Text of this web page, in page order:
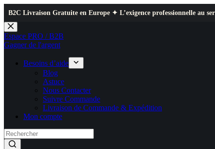
Gratuite en Europe ✦ L’exigence professionnelle au service de
Passer
au
contenu
Espace PRO / B2B
Gagner de l'argent
Besoins d’aide
Blog
Astuce
Nous Contacter
Suivre Commande
Livraison de Commande & Expédition
Mon compte